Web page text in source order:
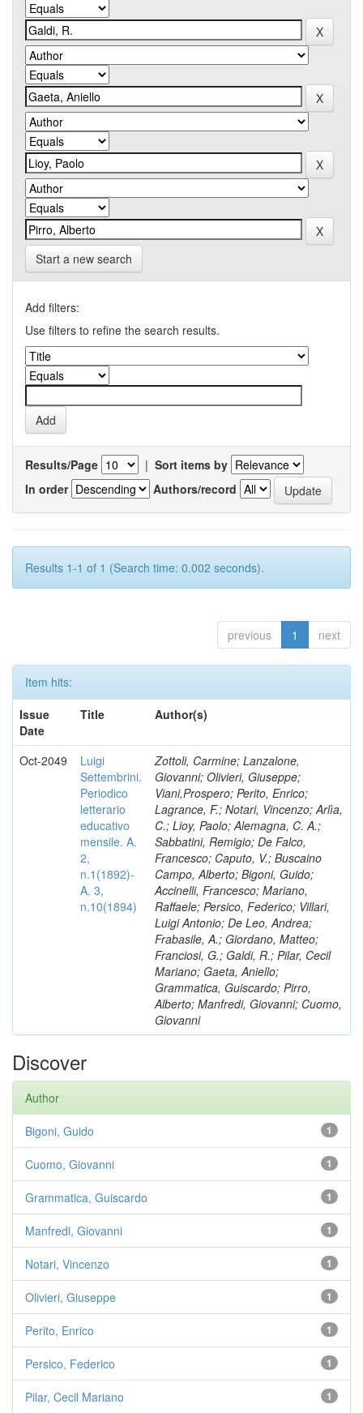
Start a new search
Add filters:
Use filters to refine the search results.
Results/Page | Sort items by
In order
Authors/record
Results 1-1 of 1 (Search time: 0.002 seconds).
previous 1 next
Item hits:
Issue
Date
Title Author(s)
Oct-2049
Luigi
Settembrini.
Periodico
letterario
educativo
mensile. A.
2,
n.1(1892)-
A. 3,
n.10(1894)
Zottoli, Carmine; Lanzalone,
Giovanni; Olivieri, Giuseppe;
Viani,Prospero; Perito, Enrico;
Lagrance, F.; Notari, Vincenzo; Arlìa,
C.; Lioy, Paolo; Alemagna, C. A.;
Sabbatini, Remigio; De Falco,
Francesco; Caputo, V.; Buscaino
Campo, Alberto; Bigoni, Guido;
Accinelli, Francesco; Mariano,
Raffaele; Persico, Federico; Villari,
Luigi Antonio; De Leo, Andrea;
Frabasile, A.; Giordano, Matteo;
Franciosi, G.; Galdi, R.; Pilar, Cecil
Mariano; Gaeta, Aniello;
Grammatica, Guiscardo; Pirro,
Alberto; Manfredi, Giovanni; Cuomo,
Giovanni
Discover
Author
1
Bigoni, Guido
1
Cuomo, Giovanni
1
Grammatica, Guiscardo
1
Manfredi, Giovanni
1
Notari, Vincenzo
1
Olivieri, Giuseppe
1
Perito, Enrico
1
Persico, Federico
1
Pilar, Cecil Mariano